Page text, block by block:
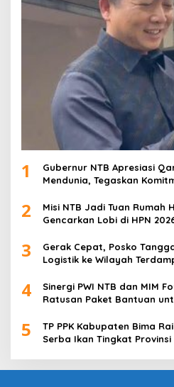
1
Gubernur NTB Apresiasi
Mendunia, Tegaskan
2
Misi NTB Jadi Tuan Rumah
Gencarkan Lobi di HPN
3
Gerak Cepat, Posko
Logistik ke Wilayah
4
Sinergi PWI NTB dan MIM
Ratusan Paket Bantuan
5
TP PPK Kabupaten Bima
Serba Ikan Tingkat Provinsi